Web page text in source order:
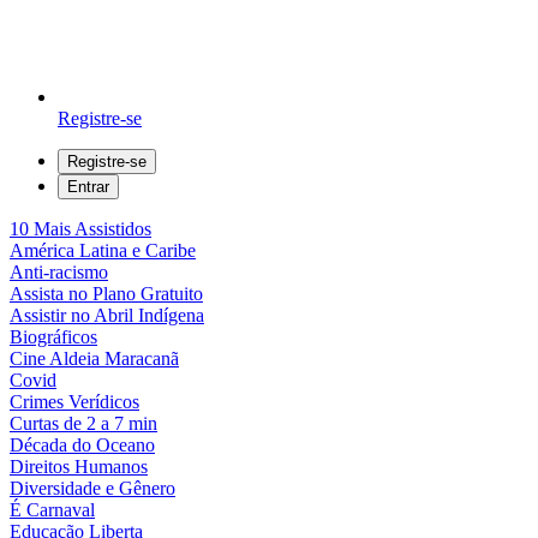
Registre-se
Registre-se
Entrar
10 Mais Assistidos
América Latina e Caribe
Anti-racismo
Assista no Plano Gratuito
Assistir no Abril Indígena
Biográficos
Cine Aldeia Maracanã
Covid
Crimes Verídicos
Curtas de 2 a 7 min
Década do Oceano
Direitos Humanos
Diversidade e Gênero
É Carnaval
Educação Liberta